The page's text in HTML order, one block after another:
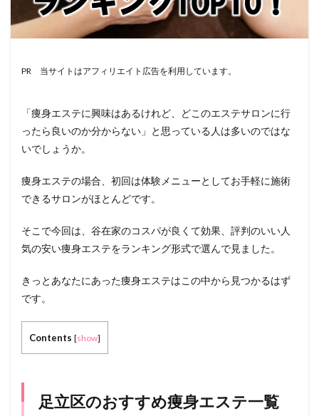
PR 当サイトはアフィリエイト広告を利用しています。
「痩身エステに興味はあるけれど、どこのエステサロンに行
ったら良いのか分からない」と思っている人は多いのではな
いでしょうか。
痩身エステの場合、初回は体験メニューとしてお手軽に施術
できるサロンがほとんどです。
そこで今回は、谷在家のコスパが良くて効果、評判のいい人
気の安い痩身エステをランキング形式で選んで見ました。
きっとあなたにあった痩身エステはこの中から見つかるはず
です。
Contents [show]
足立区のおすすめ痩身エステ一覧